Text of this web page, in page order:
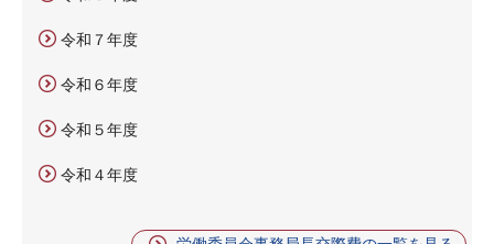
令和７年度
令和６年度
令和５年度
令和４年度